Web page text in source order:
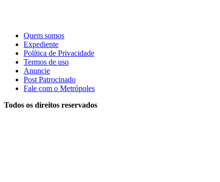
Quem somos
Expediente
Política de Privacidade
Termos de uso
Anuncie
Post Patrocinado
Fale com o Metrópoles
Todos os direitos reservados